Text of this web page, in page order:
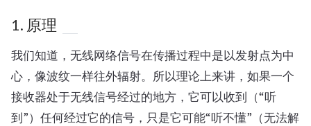
1. 原理
我们知道，无线网络信号在传播过程中是以发射点为中
心，像波纹一样往外辐射。所以理论上来讲，如果一个
接收器处于无线信号经过的地方，它可以收到（“听
到”）任何经过它的信号，只是它可能“听不懂”（无法解